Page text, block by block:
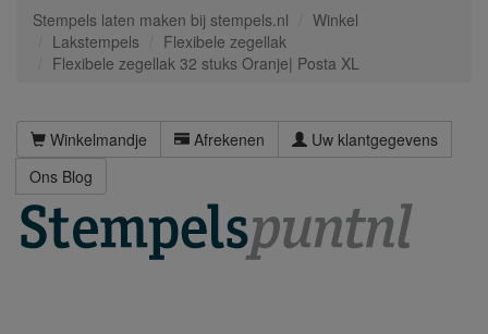
Stempels laten maken bij stempels.nl
Winkel
Lakstempels
Flexibele zegellak
Flexibele zegellak 32 stuks Oranje| Posta XL
Winkelmandje Afrekenen
Uw klantgegevens
Ons Blog